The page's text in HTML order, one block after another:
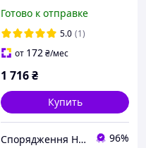
радиостанции Motorola
DP 4400 / DP 4401 / DP
4600 / DP 4601 / DP 4800
Готово к отправке
5.0 (1)
от 172₴/мес
1 716₴
Купить
Спорядження Hazardous 96%